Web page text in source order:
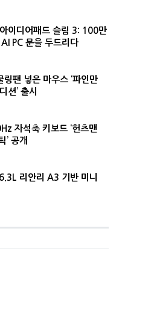
이디어패드 슬림 3: 100만
PC 문을 두드리다
링팬 넣은 마우스 ‘파인만
션’ 출시
자석축 키보드 ‘헌츠맨
’ 공개
리안리 A3 기반 미니